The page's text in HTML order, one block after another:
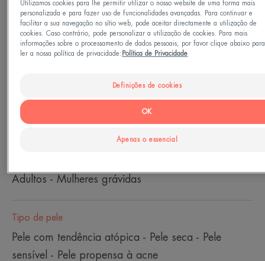
aplicação diária.
Um cuidado cutâneo relipidante de nova geração
que combina desempenho dermatológico e
necessidades da pele mais seca.
Tubo
Adultos - Mulheres grávidas
Tipo de pele
Pele com tendência atópica - Pele seca - Pele
sensível - Pele propensa à acne
Utilizamos cookies para lhe permitir utilizar o nosso website de uma forma mais
personalizada e para fazer uso de funcionalidades avançadas. Para continuar e
facilitar a sua navegação no sítio web, pode aceitar directamente a utilização de
cookies. Caso contrário, pode personalizar a utilização de cookies. Para mais
informações sobre o processamento de dados pessoais, por favor clique abaixo para
ler a nossa política de privacidade: Política de Privacidade
Definições de cookies
Apenas o essencial
OK